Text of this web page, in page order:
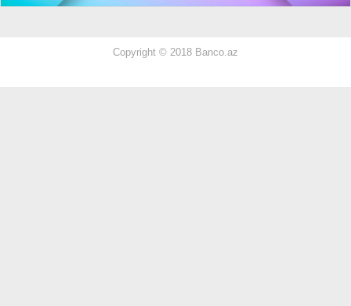
Copyright © 2018 Banco.az